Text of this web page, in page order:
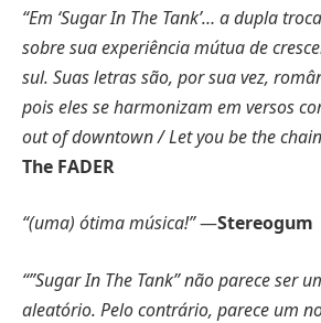
“Em ‘Sugar In The Tank’… a dupla
sobre sua experiência mútua de
sul. Suas letras são, por sua vez,
pois eles se harmonizam em versos
out of downtown / Let you be the chain
The FADER
“(uma) ótima música!”—Stereogum
“”Sugar In The Tank” não parece ser
aleatório. Pelo contrário, parece um